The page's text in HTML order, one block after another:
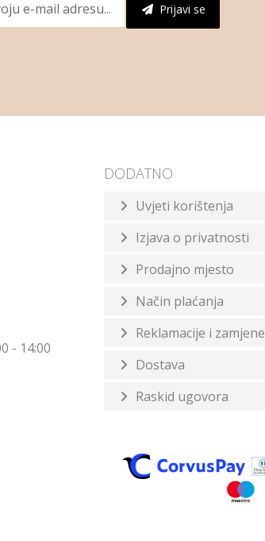
Prijavi se
- 14:00
DODATNO
Uvjeti korištenja
Izjava o privatnosti
Prodajno mjesto
Način plaćanja
Reklamacije i zamjene
Dostava
Raskid ugovora